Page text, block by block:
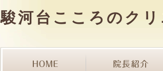
駿河台こころのク